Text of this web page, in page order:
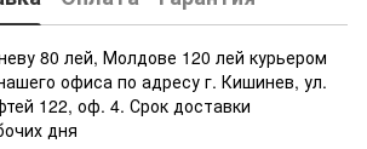
80 лей, Молдове 120 лей курьером
офиса по адресу г. Кишинев, ул.
122, оф. 4. Срок доставки
дня